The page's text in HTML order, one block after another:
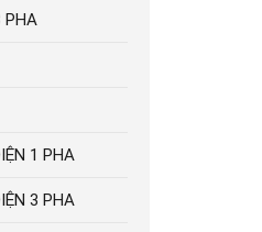
PHA
1 PHA
3 PHA